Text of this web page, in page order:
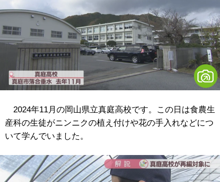
2024年11月の岡山県立真庭高校です。この日は食農生
産科の生徒がニンニクの植え付けや花の手入れなどにつ
いて学んでいました。